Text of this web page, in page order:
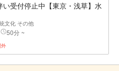
い受付停止中【東京・浅草】水
文化 その他
50分 ~